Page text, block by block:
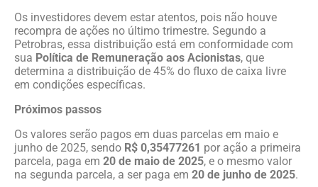
Os investidores devem estar atentos, pois não houve
recompra de ações no último trimestre. Segundo a
Petrobras, essa distribuição está em conformidade com
sua Política de Remuneração aos Acionistas, que
determina a distribuição de 45% do fluxo de caixa livre
em condições específicas.
Próximos passos
Os valores serão pagos em duas parcelas em maio e
junho de 2025, sendo R$ 0,35477261 por ação a primeira
parcela, paga em 20 de maio de 2025, e o mesmo valor
na segunda parcela, a ser paga em 20 de junho de 2025.